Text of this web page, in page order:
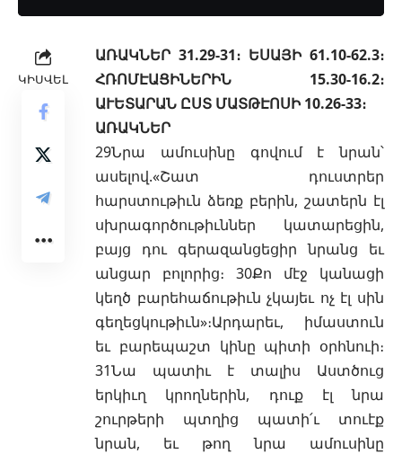
ԿԻՍՎԵԼ
ԱՌԱԿՆԵՐ 31.29-31։ ԵՍԱՅԻ 61.10-62.3։
ՀՌՈՄԷԱՑԻՆԵՐԻՆ 15.30-16.2։
ԱՒԵՏԱՐԱՆ ԸՍՏ ՄԱՏԹԷՈՍԻ 10.26-33։
ԱՌԱԿՆԵՐ
29Նրա ամուսինը գովում է նրան՝
ասելով.«Շատ դուստրեր
հարստութիւն ձեռք բերին, շատերն էլ
սխրագործութիւններ կատարեցին,
բայց դու գերազանցեցիր նրանց եւ
անցար բոլորից։ 30Քո մէջ կանացի
կեղծ բարեհաճութիւն չկայեւ ոչ էլ սին
գեղեցկութիւն»։Արդարեւ, իմաստուն
եւ բարեպաշտ կինը պիտի օրհնուի։
31Նա պատիւ է տալիս Աստծուց
երկիւղ կրողներին, դուք էլ նրա
շուրթերի պտղից պատի՛ւ տուէք
նրան, եւ թող նրա ամուսինը